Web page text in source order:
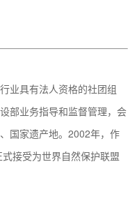
业具有法人资格的社团组
部业务指导和监督管理，会
国家遗产地。2002年，作
接受为世界自然保护联盟